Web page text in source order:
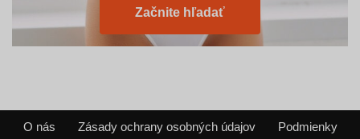
Začnite hľadať
O nás Zásady ochrany osobných údajov
Podmienky